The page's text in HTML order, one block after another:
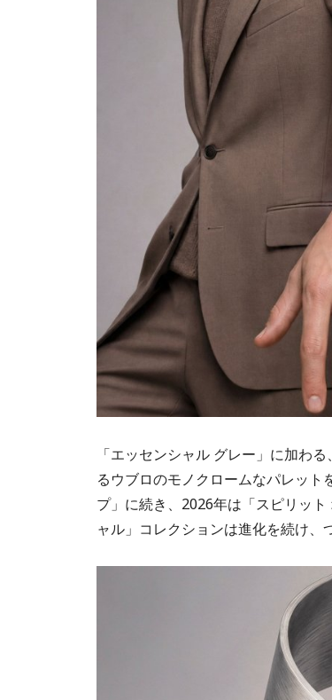
「エッセンシャル グレー」に加わ
るウブロのモノクロームなパレッ
プ」に続き、2026年は「スピリッ
ャル」コレクションは進化を続け、